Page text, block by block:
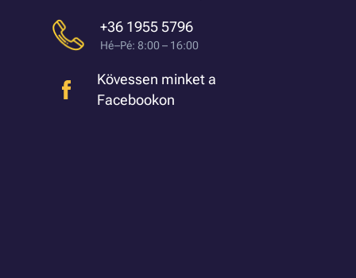
+36 1955 5796
Hé–Pé: 8:00 – 16:00
Kövessen minket a
Facebookon